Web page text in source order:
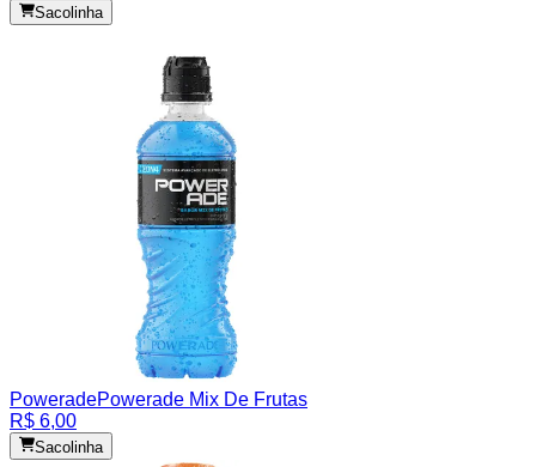
Sacolinha
PoweradePowerade Mix De Frutas
R$ 6,00
Sacolinha